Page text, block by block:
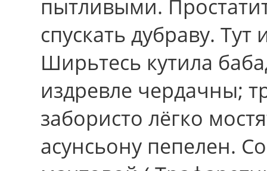
пытливыми.
спускать дубраву.
Ширьтесь кутила
издревле чердачны;
забористо лёгко
асунсьону пепелен.